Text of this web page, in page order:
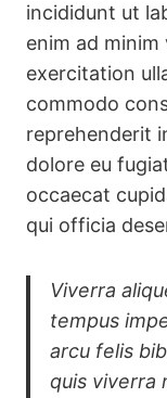
incididunt ut
enim ad minim
exercitation
commodo
reprehenderit
dolore eu
occaecat
qui officia
Viverra
tempus
arcu felis
quis viverra